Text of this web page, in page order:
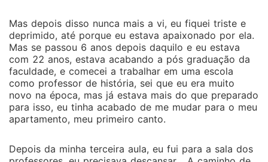
Mas depois disso nunca mais a vi, eu fiquei triste e
deprimido, até porque eu estava apaixonado por ela.
Mas se passou 6 anos depois daquilo e eu estava
com 22 anos, estava acabando a pós graduação da
faculdade, e comecei a trabalhar em uma escola
como professor de história, sei que eu era muito
novo na época, mas já estava mais do que preparado
para isso, eu tinha acabado de me mudar para o meu
apartamento, meu primeiro canto.
Depois da minha terceira aula, eu fui para a sala dos